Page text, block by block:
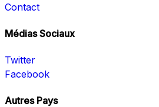
Contact
Médias Sociaux
Twitter
Facebook
Autres Pays